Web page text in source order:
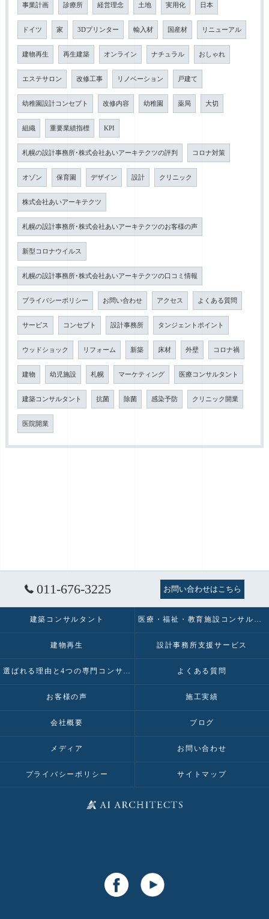
事業計画 診療所 経営理念 土地 実用化 日本
ドイツ 家 3Dプリンター 輸入材 国産材 リニューアル
建物再生 再生建築 オンライン ナチュラル おしゃれ
エステサロン 改修工事 リノベーション 戸建て
幼稚園設計コンセプト 改修内容 幼稚園 薬局 大切
組織 重要業績指標 KPI
札幌の設計事務所･株式会社あいアーキテクツの評判 コロナ対策
オゾン 保育園 デザイン 設計 クリニック
株式会社あいアーキテクツ
札幌の設計事務所･株式会社あいアーキテクツのお客様の声
新型コロナウイルス
札幌の設計事務所･株式会社あいアーキテクツの口コミ情報
プライバシーポリシー お問い合わせ アクセス よくある質問
サービス コンセプト 設計事務所 タンジェントポイント
ウッドショック リフォーム 新築 床材 外壁 コロナ禍
建物 幼児施設 札幌 マーケティング 医療コンサルタント
建築コンサルタント 抗菌 除菌 感染予防 クリニック開業
医院開業
011-676-3225 お問い合わせはこちら
建築コンサルタント 医療・福祉・教育施設コンサルタント
建物再生 設計事務所支援サービス
選ばれる理由と4つの専門コンサルティング よくある質問
お客様の声 施工実績
会社概要 ブログ
メディア お問い合わせ
プライバシーポリシー サイトマップ